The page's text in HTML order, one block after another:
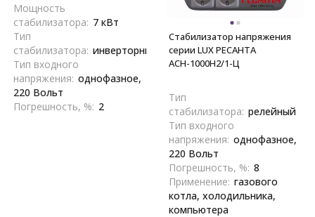
Мощность
стабилизатора: 7 кВт
Тип
стабилизатора: инверторный
Тип входного
напряжения: однофазное,
220 Вольт
Погрешность, %: 2
Стабилизатор напряжения
серии LUX РЕСАНТА
АСН-1000Н2/1-Ц
Тип
стабилизатора: релейный
Тип входного
напряжения: однофазное,
220 Вольт
Погрешность, %: 8
Применение: газового
котла, холодильника,
компьютера